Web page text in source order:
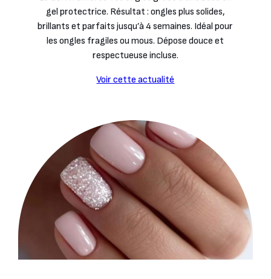
gel protectrice. Résultat : ongles plus solides,
brillants et parfaits jusqu’à 4 semaines. Idéal pour
les ongles fragiles ou mous. Dépose douce et
respectueuse incluse.
Voir cette actualité